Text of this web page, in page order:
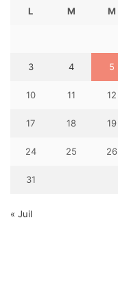
L M M
3 4 5
10 11 12
17 18 19
24 25 26
31
« Juil